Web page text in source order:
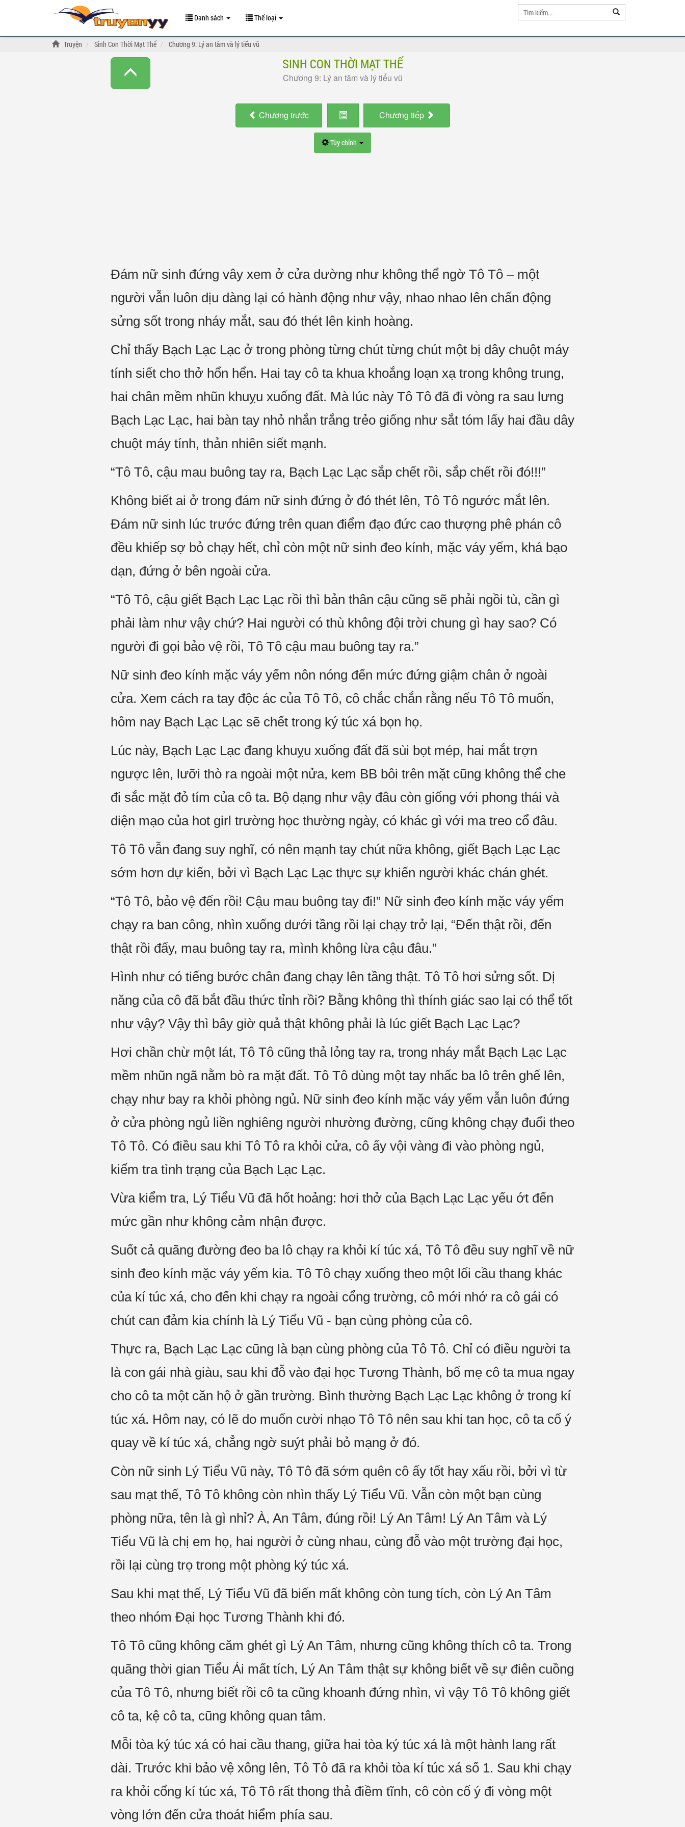
Danh sách Thể loại
Truyện Sinh Con Thời Mạt Thế Chương 9: Lý an tâm và lý tiểu vũ
SINH CON THỜI MẠT THẾ
Chương 9: Lý an tâm và lý tiểu vũ
Chương trước Chương tiếp
Tùy chỉnh
Đám nữ sinh đứng vây xem ở cửa dường như không thể ngờ Tô Tô – một
người vẫn luôn dịu dàng lại có hành động như vậy, nhao nhao lên chấn động
sửng sốt trong nháy mắt, sau đó thét lên kinh hoàng.
Chỉ thấy Bạch Lạc Lạc ở trong phòng từng chút từng chút một bị dây chuột máy
tính siết cho thở hổn hển. Hai tay cô ta khua khoắng loạn xạ trong không trung,
hai chân mềm nhũn khuỵu xuống đất. Mà lúc này Tô Tô đã đi vòng ra sau lưng
Bạch Lạc Lạc, hai bàn tay nhỏ nhắn trắng trẻo giống như sắt tóm lấy hai đầu dây
chuột máy tính, thản nhiên siết mạnh.
“Tô Tô, cậu mau buông tay ra, Bạch Lạc Lạc sắp chết rồi, sắp chết rồi đó!!!”
Không biết ai ở trong đám nữ sinh đứng ở đó thét lên, Tô Tô ngước mắt lên.
Đám nữ sinh lúc trước đứng trên quan điểm đạo đức cao thượng phê phán cô
đều khiếp sợ bỏ chạy hết, chỉ còn một nữ sinh đeo kính, mặc váy yếm, khá bạo
dạn, đứng ở bên ngoài cửa.
“Tô Tô, cậu giết Bạch Lạc Lạc rồi thì bản thân cậu cũng sẽ phải ngồi tù, cần gì
phải làm như vậy chứ? Hai người có thù không đội trời chung gì hay sao? Có
người đi gọi bảo vệ rồi, Tô Tô cậu mau buông tay ra.”
Nữ sinh đeo kính mặc váy yếm nôn nóng đến mức đứng giậm chân ở ngoài
cửa. Xem cách ra tay độc ác của Tô Tô, cô chắc chắn rằng nếu Tô Tô muốn,
hôm nay Bạch Lạc Lạc sẽ chết trong ký túc xá bọn họ.
Lúc này, Bạch Lạc Lạc đang khuỵu xuống đất đã sùi bọt mép, hai mắt trợn
ngược lên, lưỡi thò ra ngoài một nửa, kem BB bôi trên mặt cũng không thể che
đi sắc mặt đỏ tím của cô ta. Bộ dạng như vậy đâu còn giống với phong thái và
diện mạo của hot girl trường học thường ngày, có khác gì với ma treo cổ đâu.
Tô Tô vẫn đang suy nghĩ, có nên mạnh tay chút nữa không, giết Bạch Lạc Lạc
sớm hơn dự kiến, bởi vì Bạch Lạc Lạc thực sự khiến người khác chán ghét.
“Tô Tô, bảo vệ đến rồi! Cậu mau buông tay đi!” Nữ sinh đeo kính mặc váy yếm
chạy ra ban công, nhìn xuống dưới tầng rồi lại chạy trở lại, “Đến thật rồi, đến
thật rồi đấy, mau buông tay ra, mình không lừa cậu đâu.”
Hình như có tiếng bước chân đang chạy lên tầng thật. Tô Tô hơi sửng sốt. Dị
năng của cô đã bắt đầu thức tỉnh rồi? Bằng không thì thính giác sao lại có thể tốt
như vậy? Vậy thì bây giờ quả thật không phải là lúc giết Bạch Lạc Lạc?
Hơi chần chừ một lát, Tô Tô cũng thả lỏng tay ra, trong nháy mắt Bạch Lạc Lạc
mềm nhũn ngã nằm bò ra mặt đất. Tô Tô dùng một tay nhấc ba lô trên ghế lên,
chạy như bay ra khỏi phòng ngủ. Nữ sinh đeo kính mặc váy yếm vẫn luôn đứng
ở cửa phòng ngủ liền nghiêng người nhường đường, cũng không chạy đuổi theo
Tô Tô. Có điều sau khi Tô Tô ra khỏi cửa, cô ấy vội vàng đi vào phòng ngủ,
kiểm tra tình trạng của Bạch Lạc Lạc.
Vừa kiểm tra, Lý Tiểu Vũ đã hốt hoảng: hơi thở của Bạch Lạc Lạc yếu ớt đến
mức gần như không cảm nhận được.
Suốt cả quãng đường đeo ba lô chạy ra khỏi kí túc xá, Tô Tô đều suy nghĩ về nữ
sinh đeo kính mặc váy yếm kia. Tô Tô chạy xuống theo một lối cầu thang khác
của kí túc xá, cho đến khi chạy ra ngoài cổng trường, cô mới nhớ ra cô gái có
chút can đảm kia chính là Lý Tiểu Vũ - bạn cùng phòng của cô.
Thực ra, Bạch Lạc Lạc cũng là bạn cùng phòng của Tô Tô. Chỉ có điều người ta
là con gái nhà giàu, sau khi đỗ vào đại học Tương Thành, bố mẹ cô ta mua ngay
cho cô ta một căn hộ ở gần trường. Bình thường Bạch Lạc Lạc không ở trong kí
túc xá. Hôm nay, có lẽ do muốn cười nhạo Tô Tô nên sau khi tan học, cô ta cố ý
quay về kí túc xá, chẳng ngờ suýt phải bỏ mạng ở đó.
Còn nữ sinh Lý Tiểu Vũ này, Tô Tô đã sớm quên cô ấy tốt hay xấu rồi, bởi vì từ
sau mạt thế, Tô Tô không còn nhìn thấy Lý Tiểu Vũ. Vẫn còn một bạn cùng
phòng nữa, tên là gì nhỉ? À, An Tâm, đúng rồi! Lý An Tâm! Lý An Tâm và Lý
Tiểu Vũ là chị em họ, hai người ở cùng nhau, cùng đỗ vào một trường đại học,
rồi lại cùng trọ trong một phòng ký túc xá.
Sau khi mạt thế, Lý Tiểu Vũ đã biến mất không còn tung tích, còn Lý An Tâm
theo nhóm Đại học Tương Thành khi đó.
Tô Tô cũng không căm ghét gì Lý An Tâm, nhưng cũng không thích cô ta. Trong
quãng thời gian Tiểu Ái mất tích, Lý An Tâm thật sự không biết về sự điên cuồng
của Tô Tô, nhưng biết rồi cô ta cũng khoanh đứng nhìn, vì vậy Tô Tô không giết
cô ta, kệ cô ta, cũng không quan tâm.
Mỗi tòa ký túc xá có hai cầu thang, giữa hai tòa ký túc xá là một hành lang rất
dài. Trước khi bảo vệ xông lên, Tô Tô đã ra khỏi tòa kí túc xá số 1. Sau khi chạy
ra khỏi cổng kí túc xá, Tô Tô rất thong thả điềm tĩnh, cô còn cố ý đi vòng một
vòng lớn đến cửa thoát hiểm phía sau.